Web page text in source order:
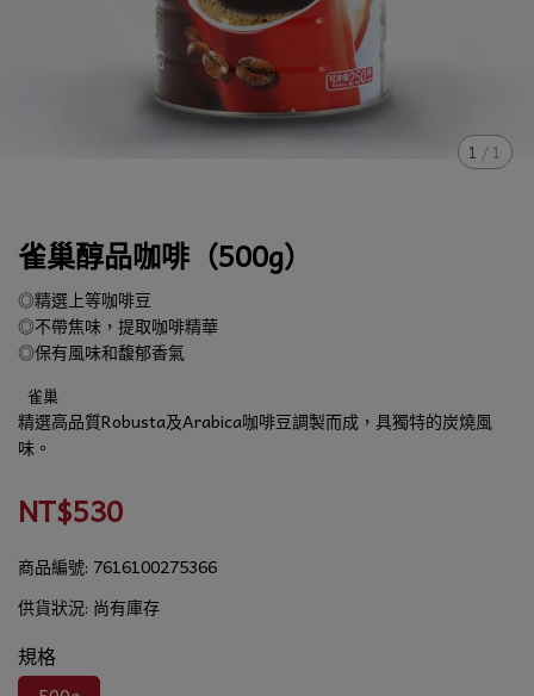
1 /1
雀巢醇品咖啡（500g）
◎精選上等咖啡豆
◎不帶焦味，提取咖啡精華
◎保有風味和馥郁香氣
雀巢
精選高品質Robusta及Arabica咖啡豆調製而成，具獨特的炭燒風
味。
NT$530
商品編號: 7616100275366
供貨狀況: 尚有庫存
規格